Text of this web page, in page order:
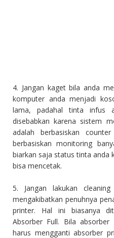
4. Jangan kaget bila anda
komputer anda menjadi
lama, padahal tinta infus
disebabkan karena sistem
adalah berbasiskan
berbasiskan monitoring
biarkan saja status tinta anda
bisa mencetak.
5. Jangan lakukan
mengakibatkan penuhnya
printer. Hal ini biasanya
Absorber Full. Bila
harus mengganti absorber